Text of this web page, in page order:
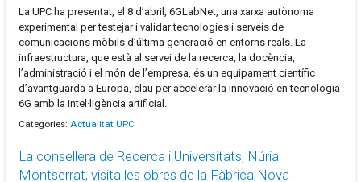
La UPC ha presentat, el 8 d’abril, 6GLabNet, una xarxa autònoma
experimental per testejar i validar tecnologies i serveis de
comunicacions mòbils d’última generació en entorns reals. La
infraestructura, que està al servei de la recerca, la docència,
l’administració i el món de l’empresa, és un equipament científic
d’avantguarda a Europa, clau per accelerar la innovació en tecnologia
6G amb la intel·ligència artificial.
Categories: Actualitat UPC
La consellera de Recerca i Universitats, Núria
Montserrat, visita les obres de la Fàbrica Nova